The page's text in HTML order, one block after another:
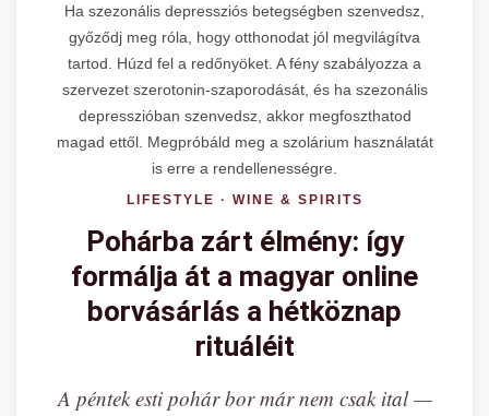
Ha szezonális depressziós betegségben szenvedsz,
győződj meg róla, hogy otthonodat jól megvilágítva
tartod. Húzd fel a redőnyöket. A fény szabályozza a
szervezet szerotonin-szaporodását, és ha szezonális
depresszióban szenvedsz, akkor megfoszthatod
magad ettől. Megpróbáld meg a szolárium használatát
is erre a rendellenességre.
LIFESTYLE · WINE & SPIRITS
Pohárba zárt élmény: így
formálja át a magyar online
borvásárlás a hétköznap
rituáléit
A péntek esti pohár bor már nem csak ital —